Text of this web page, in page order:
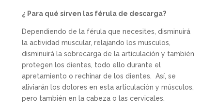
¿ Para qué sirven las férula de descarga?
Dependiendo de la férula que necesites, disminuirá
la actividad muscular, relajando los musculos,
disminuirá la sobrecarga de la articulación y también
protegen los dientes, todo ello durante el
apretamiento o rechinar de los dientes. Así, se
aliviarán los dolores en esta articulación y músculos,
pero también en la cabeza o las cervicales.